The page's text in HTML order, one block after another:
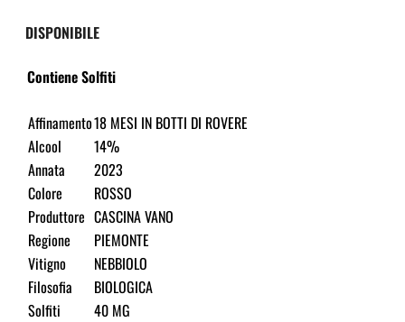
DISPONIBILE
Contiene Solfiti
Affinamento18 MESI IN BOTTI DI ROVERE
Alcool
14%
Annata
2023
Colore
ROSSO
Produttore CASCINA VANO
Regione
PIEMONTE
Vitigno
NEBBIOLO
Filosofia
BIOLOGICA
Solfiti
40 MG